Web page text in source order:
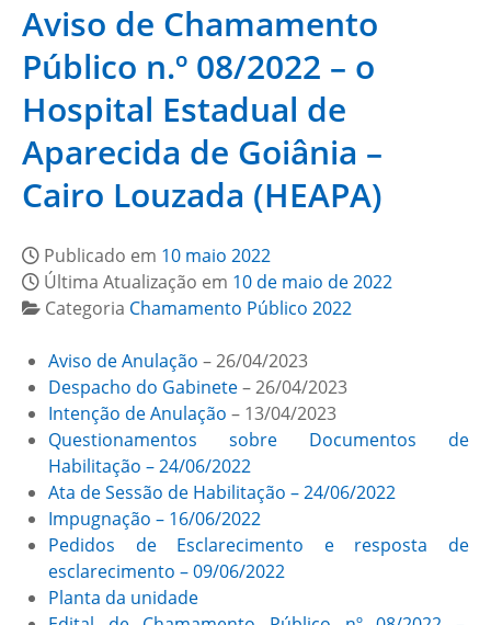
Aviso de Chamamento
Público n.º 08/2022 – o
Hospital Estadual de
Aparecida de Goiânia –
Cairo Louzada (HEAPA)
Publicado em 10 maio 2022
Última Atualização em 10 de maio de 2022
Categoria Chamamento Público 2022
Aviso de Anulação – 26/04/2023
Despacho do Gabinete– 26/04/2023
Intenção de Anulação – 13/04/2023
Questionamentos sobre Documentos de
Habilitação – 24/06/2022
Ata de Sessão de Habilitação – 24/06/2022
Impugnação – 16/06/2022
Pedidos de Esclarecimento e resposta de
esclarecimento – 09/06/2022
Planta da unidade